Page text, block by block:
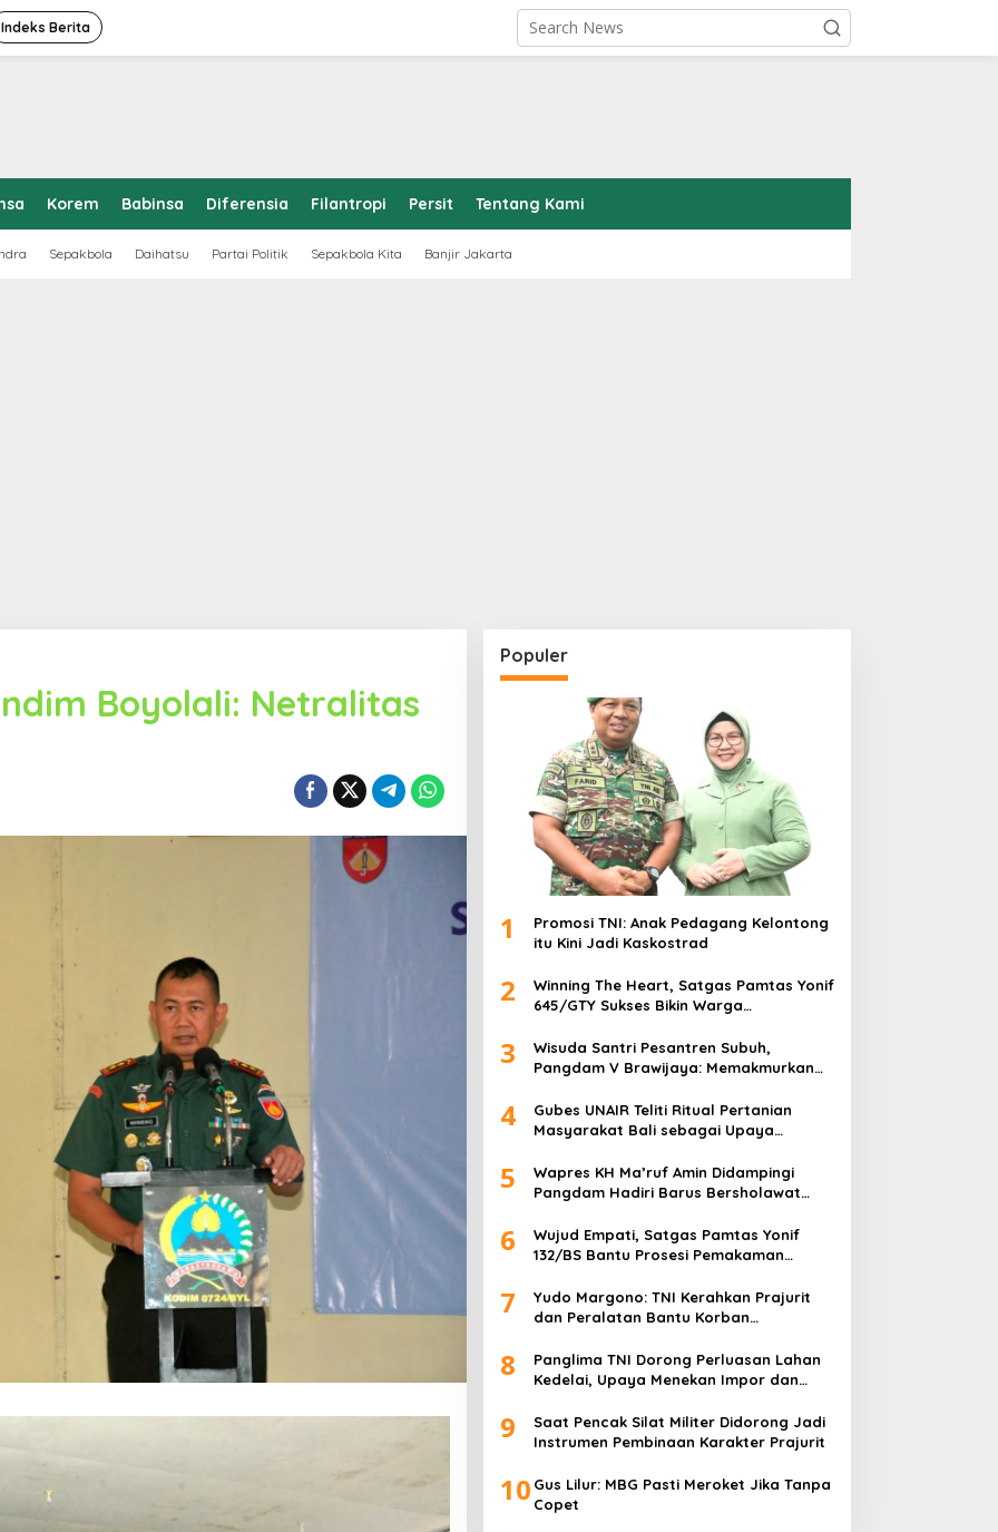
Indeks Berita
Korem Babinsa Diferensia Filantropi Persit Tentang Kami
Sepakbola Daihatsu Partai Politik Sepakbola Kita Banjir Jakarta
Boyolali: Netralitas
Populer
1
Promosi TNI: Anak Pedagang Kelontong
itu Kini Jadi Kaskostrad
2
Winning The Heart, Satgas Pamtas Yonif
645/GTY Sukses Bikin Warga
3
Wisuda Santri Pesantren Subuh,
Pangdam V Brawijaya: Memakmurkan
4
Gubes UNAIR Teliti Ritual Pertanian
Masyarakat Bali sebagai Upaya
5
Wapres KH Ma’ruf Amin Didampingi
Pangdam Hadiri Barus Bersholawat
6
Wujud Empati, Satgas Pamtas Yonif
132/BS Bantu Prosesi Pemakaman
7
Yudo Margono: TNI Kerahkan Prajurit
dan Peralatan Bantu Korban
8
Panglima TNI Dorong Perluasan Lahan
Kedelai, Upaya Menekan Impor dan
9
Saat Pencak Silat Militer Didorong Jadi
Instrumen Pembinaan Karakter Prajurit
10 Gus Lilur: MBG Pasti Meroket Jika Tanpa
Copet